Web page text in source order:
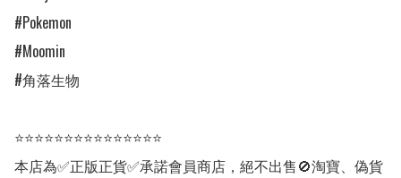
#Pokemon
#Moomin
#角落生物
⭐⭐⭐⭐⭐⭐⭐⭐⭐⭐⭐⭐⭐⭐⭐
本店為✅正版正貨✅承諾會員商店，絕不出售🚫淘寶、偽貨